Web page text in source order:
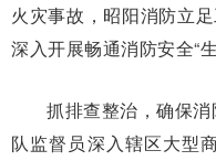
火灾事故，昭阳消防立
深入开展畅通消防安全“生
抓排查整治，确保
队监督员深入辖区大型